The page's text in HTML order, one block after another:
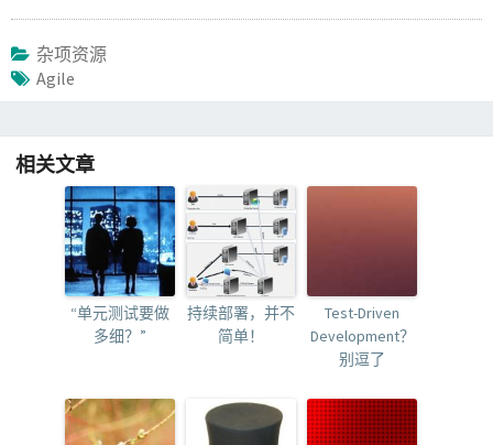
杂项资源
Agile
相关文章
“单元测试要做
多细？”
持续部署，并不
简单！
Test-Driven
Development？
别逗了